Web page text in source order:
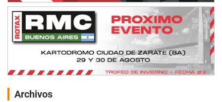
Archivos